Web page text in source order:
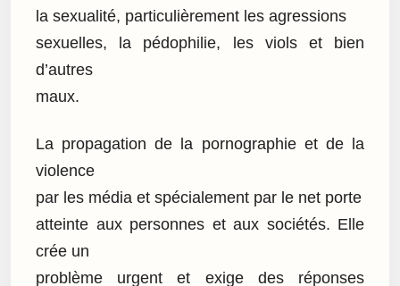
la sexualité, particulièrement les agressions
sexuelles, la pédophilie, les viols et bien
d’autres
maux.
La propagation de la pornographie et de la
violence
par les média et spécialement par le net porte
atteinte aux personnes et aux sociétés. Elle
crée un
problème urgent et exige des réponses